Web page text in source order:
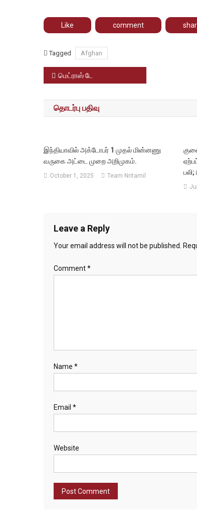
Like comment
Tagged Afghan
Post
navigation
மெட்ராஸ் டே
தொடர்பு பதிவு
இந்தியாவில் அக்டோபர் 1 முதல் மின்னணு
வருகை அட்டை முறை அறிமுகம்.
October 1, 2025 Team Nritamil
Leave a Reply
Your email address will not be published.
Comment*
Name *
Email *
Website